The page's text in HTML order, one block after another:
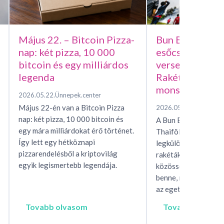
Május 22. – Bitcoin Pizza-
nap: két pizza, 10 000
bitcoin és egy milliárdos
legenda
2026.05.22.Ünnepek.center
Május 22-én van a Bitcoin Pizza
nap: két pizza, 10 000 bitcoin és
egy mára milliárdokat érő történet.
Így lett egy hétköznapi
pizzarendelésből a kriptovilág
egyik legismertebb legendája.
Tovabb olvasom
Bun Bang Fai –
esőcsináló
versenye,
monszunért
2026.05.15.
A Bun Bang Fai
Thaiföld és Laosz
legkülönösebb
rakéták, mítoszok,
közösségi rítusok
benne, miközben
az eget, hogy…
Tovabb